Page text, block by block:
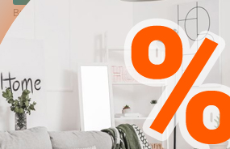
Butor1.hu Butor1.hu